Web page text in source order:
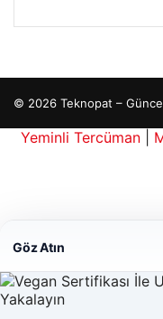
© 2026 Teknopat –
Göz Atın
Yeminli Tercüman